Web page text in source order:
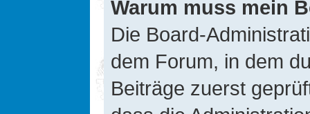
Warum muss mein
Die Board-
dem Forum, in dem
Beiträge zuerst